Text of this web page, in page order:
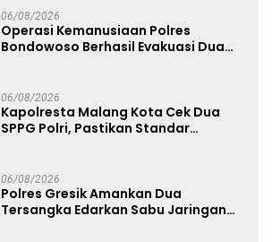
06/08/2026
Operasi Kemanusiaan Polres
Bondowoso Berhasil Evakuasi Dua
06/08/2026
Kapolresta Malang Kota Cek Dua
SPPG Polri, Pastikan Standar
06/08/2026
Polres Gresik Amankan Dua
Tersangka Edarkan Sabu Jaringan